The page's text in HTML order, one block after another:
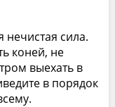
сила.
коней, не
выехать в
в порядок